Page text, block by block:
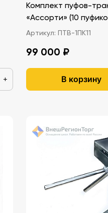
+
Комплект пуфов-
«Ассорти» (10
Артикул: ПТВ-1ПК11
99 000 ₽
В корзину